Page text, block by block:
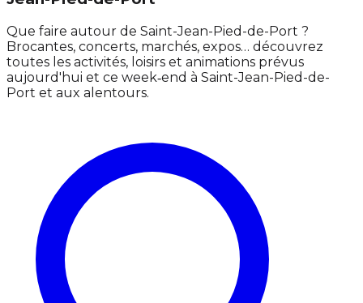
Que faire autour de Saint-Jean-Pied-de-Port ?
Brocantes, concerts, marchés, expos… découvrez
toutes les activités, loisirs et animations prévus
aujourd'hui et ce week‑end à Saint-Jean-Pied-de-
Port et aux alentours.